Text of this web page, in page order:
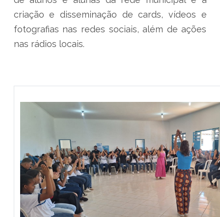
criação e disseminação de cards, vídeos e
fotografias nas redes sociais, além de ações
nas rádios locais.